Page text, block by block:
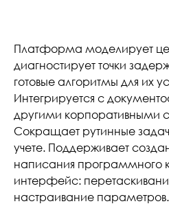
Платформа моделирует
диагностирует точки
готовые алгоритмы для их
Интегрируется с
другими корпоративными
Сокращает рутинные
учете. Поддерживает
написания программного
интерфейс:
настраивание параметров.